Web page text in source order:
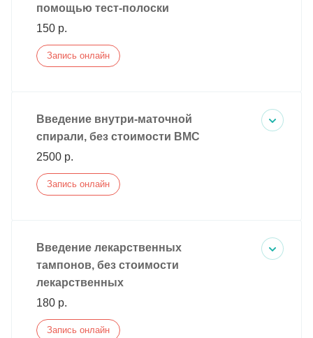
помощью тест-полоски
150 р.
Запись онлайн
Введение внутри-маточной
спирали, без стоимости ВМС
2500 р.
Запись онлайн
Введение лекарственных
тампонов, без стоимости
лекарственных
180 р.
Запись онлайн